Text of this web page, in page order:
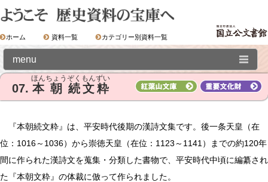
ホーム 資料一覧 カテゴリー別資料一覧
menu
Ⅰ．歴史資料の世界
①漢籍の世界
07.本朝続文粋
07. 本
ほん
朝
ちょう
続
ぞく
文
もん
粋
ずい
『本朝続文粋』は、平安時代後期の漢詩文集です。後一条天皇（在
位：1016～1036）から崇徳天皇（在位：1123～1141）までの約120年
間に作られた漢詩文を蒐集・分類した書物で、平安時代中頃に編纂され
た『本朝文粋』の体裁に倣って作られました。